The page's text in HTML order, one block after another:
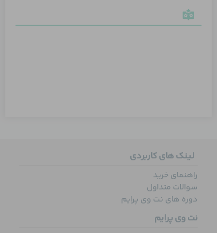
لینک های کاربردی
راهنمای خرید
سوالات متداول
دوره های نت وی پرایم
نت وی پرایم